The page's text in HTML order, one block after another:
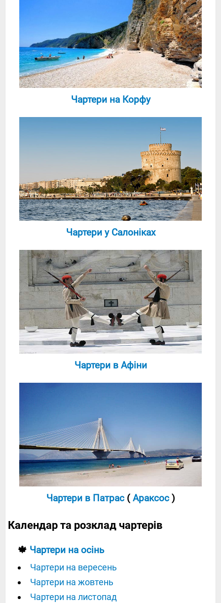
Чартери на Корфу
Чартери у Салоніках
Чартери в Афіни
Чартери в Патрас( Араксос)
Календар та розклад чартерів
🍁 Чартери на осінь
Чартери на вересень
Чартери на жовтень
Чартери на листопад